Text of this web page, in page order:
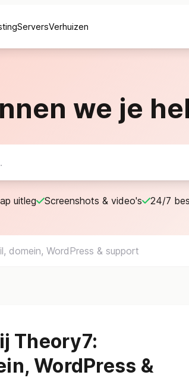
ServersVerhuizen
we je
uitleg Screenshots & video's 24/7
domein, WordPress & support
Theory7:
WordPress &